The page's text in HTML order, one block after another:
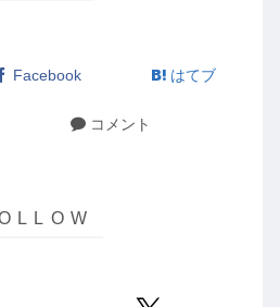
Facebook はてブ
コメント